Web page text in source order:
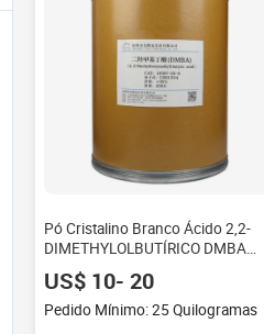
Pó Cristalino Branco Ácido 2,2-
DIMETHYLOLBUTÍRICO DMBA
CAS 10097-02-6
US$ 10- 20
Pedido Mínimo: 25 Quilogramas